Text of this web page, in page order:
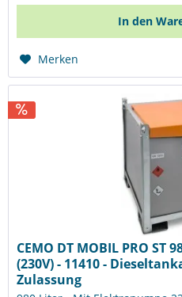
In den
Merken
CEMO DT MOBIL PRO ST
(230V) - 11410 -
Zulassung